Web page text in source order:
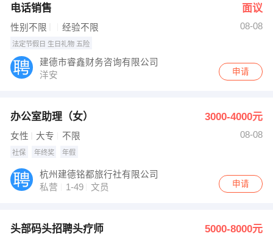
电话销售 面议
性别不限 经验不限 08-08
法定节假日 生日礼物 五险
建德市睿鑫财务咨询有限公司
洋安
申请
办公室助理（女） 3000-4000元
女性 大专 不限 08-08
社保 年终奖 年假
杭州建德铭都旅行社有限公司
私营
1-49 文员 申请
头部码头招聘头疗师 5000-8000元